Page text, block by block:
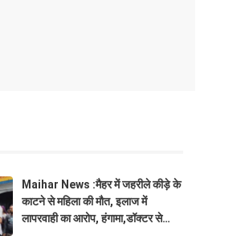
Maihar News :मैहर में जहरीले कीड़े के
काटने से महिला की मौत, इलाज में
लापरवाही का आरोप, हंगामा,डॉक्टर से